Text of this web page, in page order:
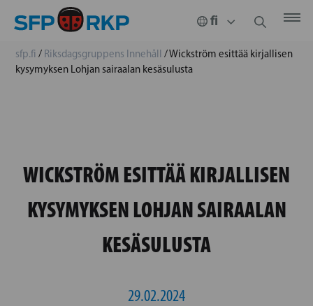
sfp.fi / Riksdagsgruppens Innehåll /Wickström esittää kirjallisen
kysymyksen Lohjan sairaalan kesäsulusta
WICKSTRÖM ESITTÄÄ KIRJALLISEN
KYSYMYKSEN LOHJAN SAIRAALAN
KESÄSULUSTA
29.02.2024